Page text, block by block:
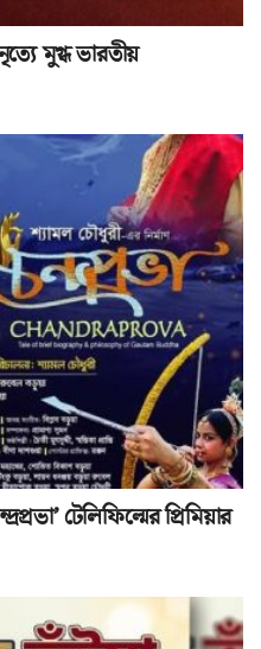
মুগ্ধ ভারতীয়
টেলিফিল্মের প্রিমিয়ার